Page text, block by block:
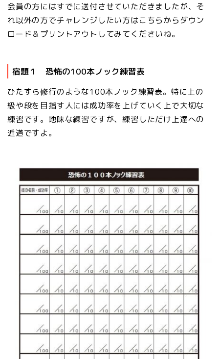
会員の方にはすでに送付させていただきましたが、そ
れ以外の方でチャレンジしたい方はこちらからダウン
ロード＆プリントアウトしてみてくださいね。
宿題１ 恐怖の100本ノック練習表
ひたすら修行のような100本ノック練習表。特に上の
級や段を目指す人には成功率を上げていく上で大切な
練習です。地味な練習ですが、練習しただけ上達への
近道ですよ。